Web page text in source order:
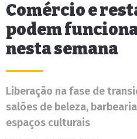
Comércio e
podem
nesta semana
Liberação na fase de
salões de beleza,
espaços culturais